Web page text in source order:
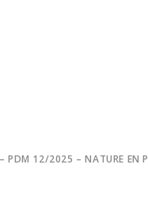
PDM 12/2025 – NATURE EN